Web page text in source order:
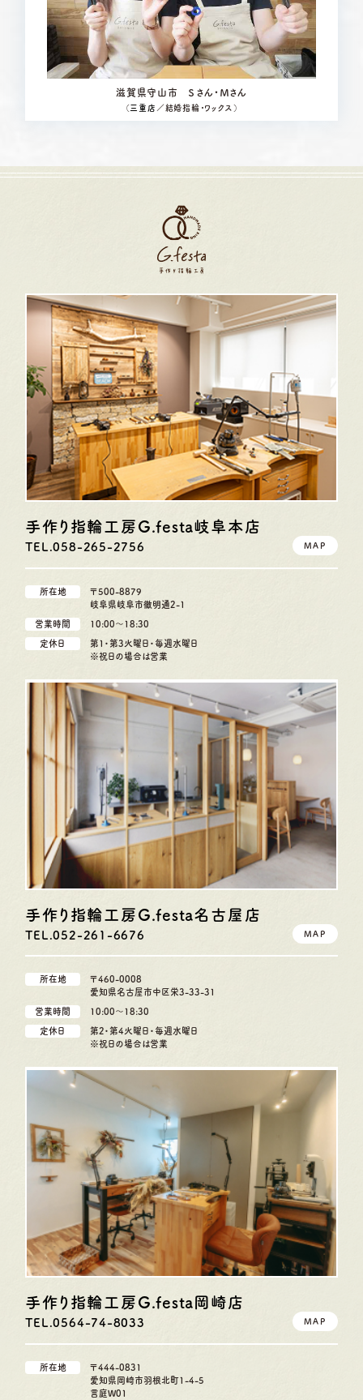
滋賀県守山市 Ｓさん・Ｍさん
（三重店 ／結婚指輪・ワックス）
手作り指輪工房G.festa岐阜本店
TEL.058-265-2756 MAP
所在地
〒500-8879
岐阜県岐阜市徹明通2-1
営業時間 10:00〜18:30
定休日
第1・第3火曜日・毎週水曜日
※祝日の場合は営業
手作り指輪工房G.festa名古屋店
TEL.052-261-6676 MAP
所在地
〒460-0008
愛知県名古屋市中区栄3-33-31
営業時間 10:00〜18:30
定休日
第2・第4火曜日・毎週水曜日
※祝日の場合は営業
手作り指輪工房G.festa岡崎店
TEL.0564-74-8033 MAP
所在地
〒444-0831
愛知県岡崎市羽根北町1-4-5
言庭W01